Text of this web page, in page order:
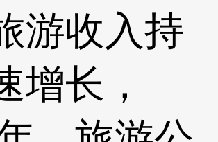
游收入持
增长，